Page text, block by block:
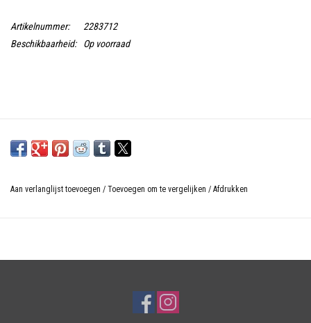
Artikelnummer:
2283712
Beschikbaarheid:
Op voorraad
Aan verlanglijst toevoegen / Toevoegen om te vergelijken / Afdrukken